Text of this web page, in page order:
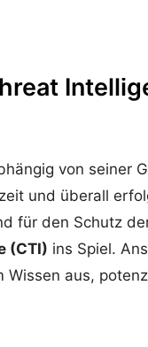
von seiner
und überall
für den Schutz
(CTI) ins Spiel.
Wissen aus,